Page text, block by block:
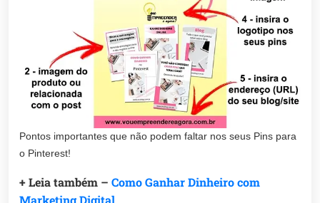
Pontos importantes que não podem faltar nos seus Pins para
o Pinterest!
+ Leia também – Como Ganhar Dinheiro com